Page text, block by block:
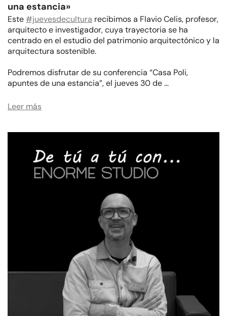
una estancia»
Este#juevesdecultura recibimos a Flavio Celis, profesor,
arquitecto e investigador, cuya trayectoria se ha
centrado en el estudio del patrimonio arquitectónico y la
arquitectura sostenible.
Podremos disfrutar de su conferencia “Casa Poli,
apuntes de una estancia”, el jueves 30 de …
Leer más